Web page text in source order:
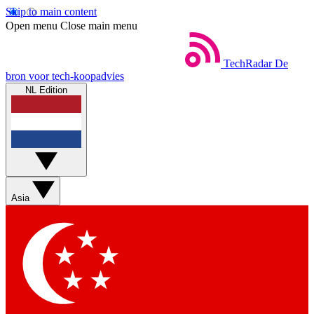
Skip to main content
Open menu Close main menu
TechRadar De
bron voor tech-koopadvies
NL Edition
Asia